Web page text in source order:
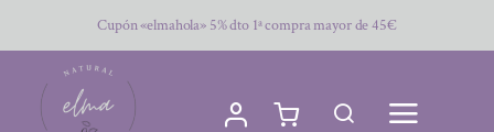
al
contenido
Cupón «elmahola» 5% dto 1ª compra mayor de 45€